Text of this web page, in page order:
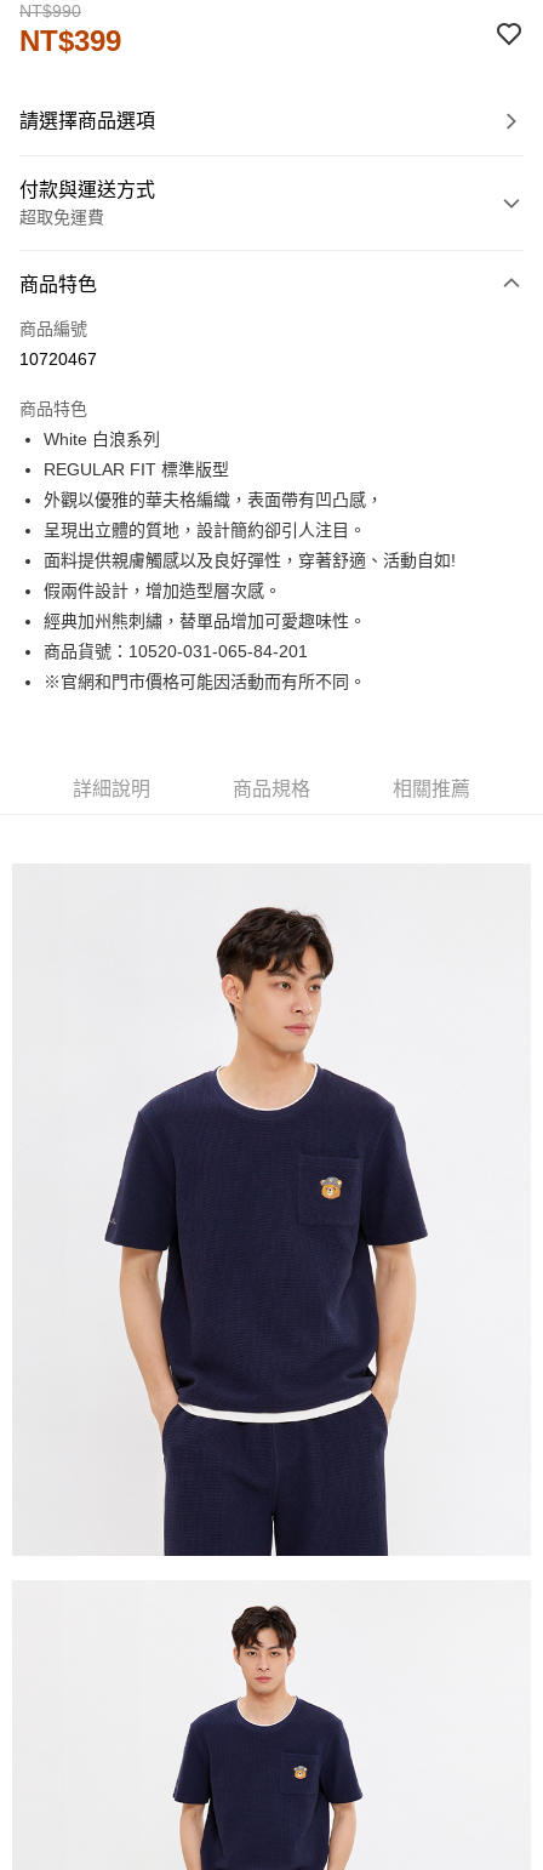
NT$990
NT$399
請選擇商品選項
付款與運送方式
超取免運費
信用卡一次付款
LINE Pay
街口支付
悠遊付
Google Pay
貨到付款
運送方式
每筆NT$130，滿NT$1,000(含以上)免運費
商品特色
商品編號
10720467
商品特色
White 白浪系列
REGULAR FIT 標準版型
外觀以優雅的華夫格編織，表面帶有凹凸感，
呈現出立體的質地，設計簡約卻引人注目。
面料提供親膚觸感以及良好彈性，穿著舒適、活動自如!
假兩件設計，增加造型層次感。
經典加州熊刺繡，替單品增加可愛趣味性。
商品貨號：10520-031-065-84-201
※官網和門市價格可能因活動而有所不同。
詳細說明 商品規格 相關推薦